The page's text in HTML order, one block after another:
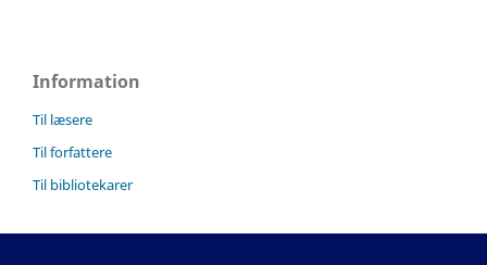
Information
Til læsere
Til forfattere
Til bibliotekarer